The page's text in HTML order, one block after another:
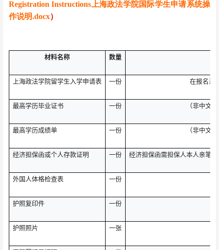
Registration Instructions上海政法学院国际学生申请系统操
作说明.docx）
材料名称 数量
上海政法学院留学生入学申请表 一份 在报名系
最高学历毕业证书 一份 （非中文
最高学历成绩单 一份 （非中文
经济担保函或个人存款证明 一份 经济担保函需担保人本人亲笔
外国人体格检查表 一份
护照复印件 一份
护照照片 一张